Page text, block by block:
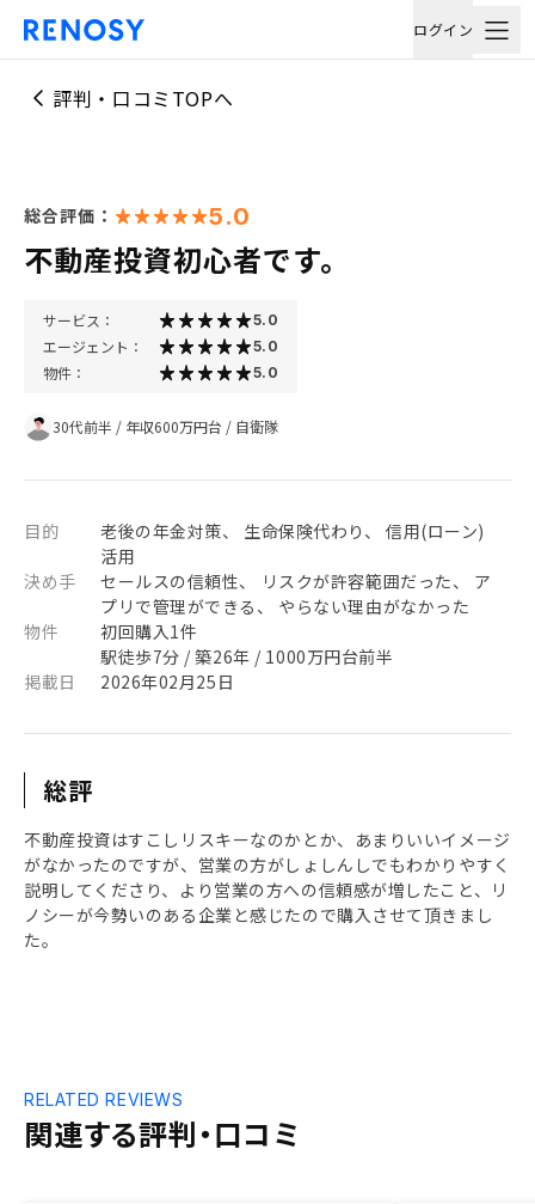
ログイン
評判・口コミTOPへ
総合評価： 5.0
不動産投資初心者です。
サービス： 5.0
エージェント： 5.0
物件： 5.0
30代前半 / 年収600万円台 / 自衛隊
目的
老後の年金対策、 生命保険代わり、 信用(ローン)
活用
決め手
セールスの信頼性、 リスクが許容範囲だった、 ア
プリで管理ができる、 やらない理由がなかった
物件
初回購入1件
駅徒歩7分 / 築26年 / 1000万円台前半
掲載日
2026年02月25日
総評
不動産投資はすこしリスキーなのかとか、あまりいいイメージ
がなかったのですが、営業の方がしょしんしでもわかりやすく
説明してくださり、より営業の方への信頼感が増したこと、リ
ノシーが今勢いのある企業と感じたので購入させて頂きまし
た。
関連する評判・口コミ
RELATED REVIEWS